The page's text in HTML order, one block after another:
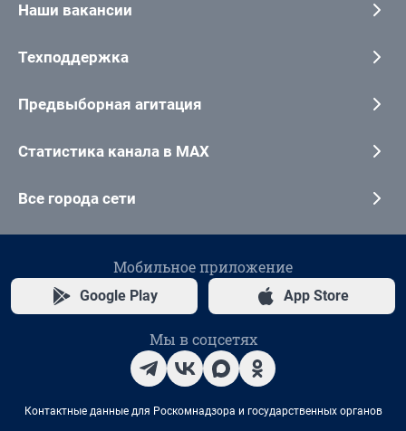
Наши вакансии
Техподдержка
Предвыборная агитация
Статистика канала в MAX
Все города сети
Мобильное приложение
Google Play App Store
Мы в соцсетях
Контактные данные для Роскомнадзора и государственных органов